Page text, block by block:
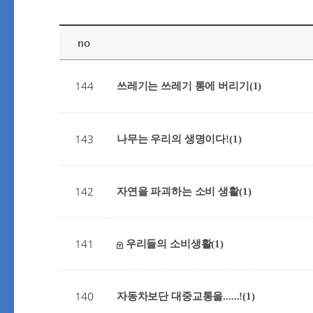
no
144 쓰레기는 쓰레기 통에 버리기 (1)
143 나무는 우리의 생명이다!(1)
142 자연을 파괴하는 소비 생활(1)
141 우리들의 소비생활(1)
140 자동차보단 대중교통을......!(1)